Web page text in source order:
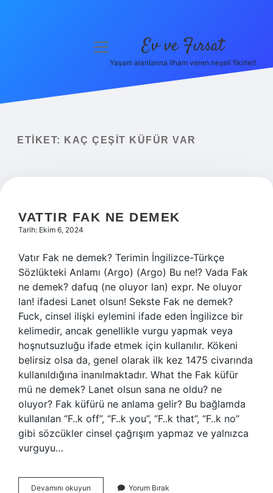
Yasal Uyarı
menüyü
Ev ve Fırsat
Yaşam alanlarına ilham veren neşeli fikirler!
ETIKET: KAÇ ÇEŞIT KÜFÜR VAR
VATTIR FAK NE DEMEK
Tarih: Ekim 6, 2024
Vatır Fak ne demek? Terimin İngilizce-Türkçe
Sözlükteki Anlamı (Argo) (Argo) Bu ne!? Vada Fak
ne demek? dafuq (ne oluyor lan) expr. Ne oluyor
lan! ifadesi Lanet olsun! Sekste Fak ne demek?
Fuck, cinsel ilişki eylemini ifade eden İngilizce bir
kelimedir, ancak genellikle vurgu yapmak veya
hoşnutsuzluğu ifade etmek için kullanılır. Kökeni
belirsiz olsa da, genel olarak ilk kez 1475 civarında
kullanıldığına inanılmaktadır. What the Fak küfür
mü ne demek? Lanet olsun sana ne oldu? ne
oluyor? Fak küfürü ne anlama gelir? Bu bağlamda
kullanılan “F..k off”, “F..k you”, “F..k that”, “F..k no”
gibi sözcükler cinsel çağrışım yapmaz ve yalnızca
vurguyu…
Devamını okuyun Yorum Bırak